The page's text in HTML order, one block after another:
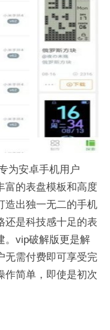
为安卓手机用户
富的表盘模板和高度
造出独一无二的手机
还是科技感十足的表
。vip破解版更是解
无需付费即可享受完
作简单，即使是初次